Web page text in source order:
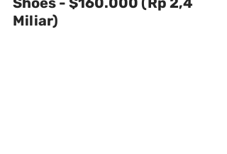
Miliar)